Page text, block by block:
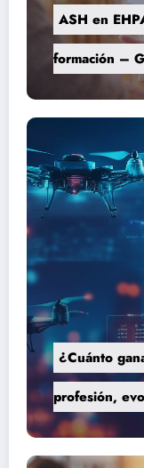
ASH en
formación –
del personal
¿Cuánto
profesión,
nuevas